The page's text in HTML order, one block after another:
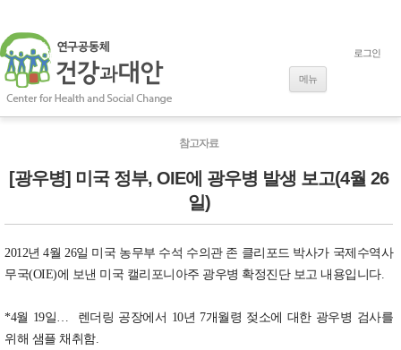
메뉴
로그인
참고자료
[광우병] 미국 정부, OIE에 광우병 발생 보고(4월 26
일)
2012년 4월 26일 미국 농무부 수석 수의관 존 클리포드 박사가 국제수역사
무국(OIE)에 보낸 미국 캘리포니아주 광우병 확정진단 보고 내용입니다.
*4월 19일… 렌더링 공장에서 10년 7개월령 젖소에 대한 광우병 검사를
위해 샘플 채취함.